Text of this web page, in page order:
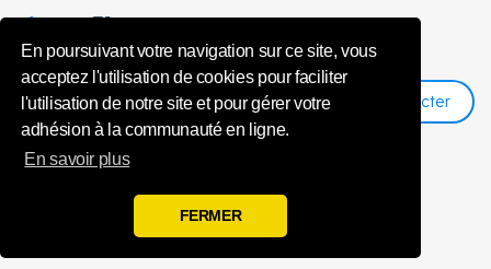
En poursuivant votre navigation sur ce site, vous
acceptez l'utilisation de cookies pour faciliter
l'utilisation de notre site et pour gérer votre
adhésion à la communauté en ligne.
En savoir plus
FERMER
unsubscribeMe
S'inscrire Se Connecter
Vous avez été désabonné avec succès de
Toluna Influenceurs.